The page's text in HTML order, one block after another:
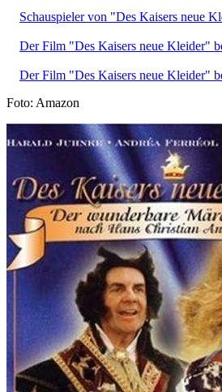
Schauspieler von "Des Kaisers neue
Der Film "Des Kaisers neue Kleider"
Der Film "Des Kaisers neue Kleider"
Foto: Amazon